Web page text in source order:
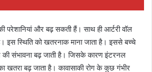
परेशानियां और बढ़ सकती हैं। साथ ही आर्टरी वॉल
स्थिति को खतरनाक माना जाता है। इससे बच्चे
की संभावना बढ़ जाती है। जिसके कारण इंटरनल
खतरा बढ़ जाता है। कावासाकी रोग के कुछ गंभीर